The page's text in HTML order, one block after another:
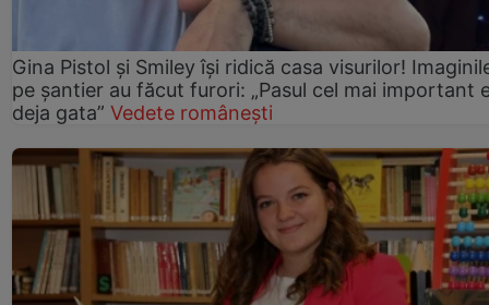
Gina Pistol și Smiley își ridică casa visurilor!
pe șantier au făcut furori: „Pasul cel mai important
deja gata” Vedete românești